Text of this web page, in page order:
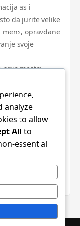
as i
da jurite velike
mens, opravdane
svoje
prvo mesto:
ne možete da
analizom as
dodatak
ne izvor
tipu —
trenutka as i
analyze
to allow
All to
essential